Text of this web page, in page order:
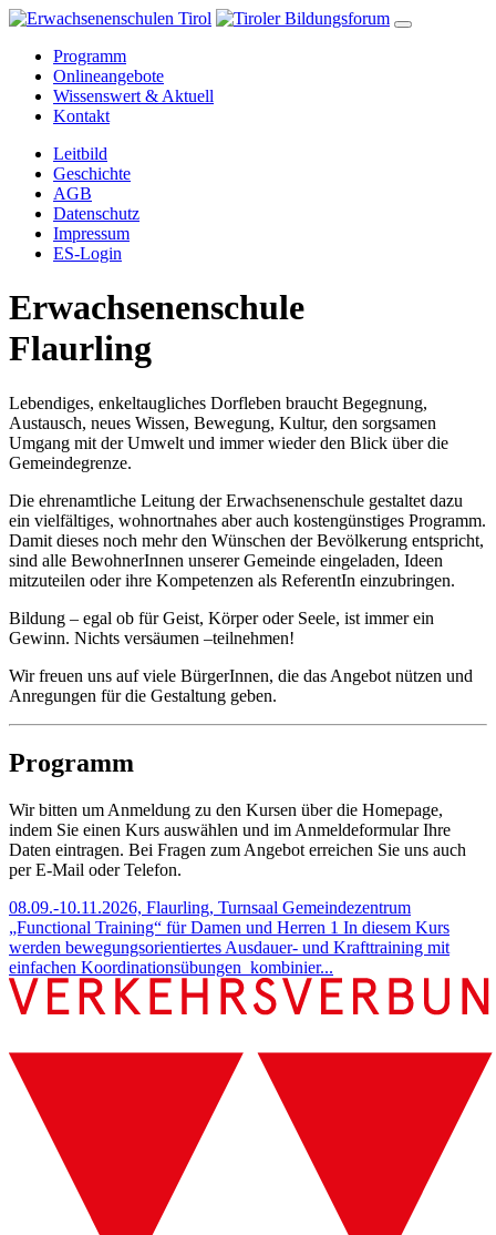
Programm
Onlineangebote
Wissenswert & Aktuell
Kontakt
Leitbild
Geschichte
AGB
Datenschutz
Impressum
ES-Login
Erwachsenenschule
Flaurling
Lebendiges, enkeltaugliches Dorfleben braucht Begegnung,
Austausch, neues Wissen, Bewegung, Kultur, den sorgsamen
Umgang mit der Umwelt und immer wieder den Blick über die
Gemeindegrenze.
Die ehrenamtliche Leitung der Erwachsenenschule gestaltet dazu
ein vielfältiges, wohnortnahes aber auch kostengünstiges Programm.
Damit dieses noch mehr den Wünschen der Bevölkerung entspricht,
sind alle BewohnerInnen unserer Gemeinde eingeladen, Ideen
mitzuteilen oder ihre Kompetenzen als ReferentIn einzubringen.
Bildung – egal ob für Geist, Körper oder Seele, ist immer ein
Gewinn. Nichts versäumen –teilnehmen!
Wir freuen uns auf viele BürgerInnen, die das Angebot nützen und
Anregungen für die Gestaltung geben.
Programm
Wir bitten um Anmeldung zu den Kursen über die Homepage,
indem Sie einen Kurs auswählen und im Anmeldeformular Ihre
Daten eintragen. Bei Fragen zum Angebot erreichen Sie uns auch
per E-Mail oder Telefon.
08.09.-10.11.2026, Flaurling, Turnsaal Gemeindezentrum
„Functional Training“ für Damen und Herren 1 In diesem Kurs
werden bewegungsorientiertes Ausdauer- und Krafttraining mit
einfachen Koordinationsübungen kombinier...